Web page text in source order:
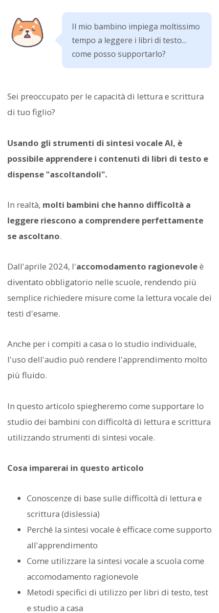
Il mio bambino impiega moltissimo
tempo a leggere i libri di testo...
come posso supportarlo?
Sei preoccupato per le capacità di lettura e scrittura
di tuo figlio?
Usando gli strumenti di sintesi vocale AI, è
possibile apprendere i contenuti di libri di testo e
dispense "ascoltandoli".
In realtà, molti bambini che hanno difficoltà a
leggere riescono a comprendere perfettamente
se ascoltano.
Dall'aprile 2024, l'accomodamento ragionevoleè
diventato obbligatorio nelle scuole, rendendo più
semplice richiedere misure come la lettura vocale dei
testi d'esame.
Anche per i compiti a casa o lo studio individuale,
l'uso dell'audio può rendere l'apprendimento molto
più fluido.
In questo articolo spiegheremo come supportare lo
studio dei bambini con difficoltà di lettura e scrittura
utilizzando strumenti di sintesi vocale.
Cosa imparerai in questo articolo
Conoscenze di base sulle difficoltà di lettura e
scrittura (dislessia)
Perché la sintesi vocale è efficace come supporto
all'apprendimento
Come utilizzare la sintesi vocale a scuola come
accomodamento ragionevole
Metodi specifici di utilizzo per libri di testo, test
e studio a casa